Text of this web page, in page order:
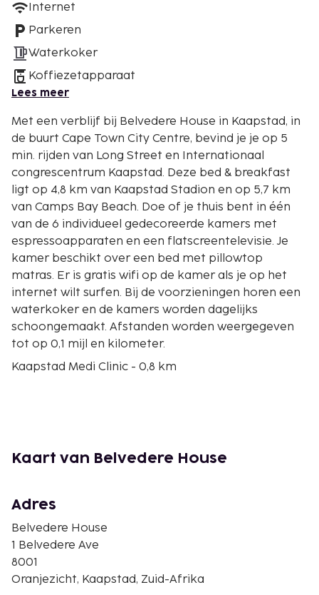
Internet
Parkeren
Waterkoker
Koffiezetapparaat
Lees meer
Met een verblijf bij Belvedere House in Kaapstad, in
de buurt Cape Town City Centre, bevind je je op 5
min. rijden van Long Street en Internationaal
congrescentrum Kaapstad. Deze bed & breakfast
ligt op 4,8 km van Kaapstad Stadion en op 5,7 km
van Camps Bay Beach. Doe of je thuis bent in één
van de 6 individueel gedecoreerde kamers met
espressoapparaten en een flatscreentelevisie. Je
kamer beschikt over een bed met pillowtop
matras. Er is gratis wifi op de kamer als je op het
internet wilt surfen. Bij de voorzieningen horen een
waterkoker en de kamers worden dagelijks
schoongemaakt. Afstanden worden weergegeven
tot op 0,1 mijl en kilometer.
Kaapstad Medi Clinic - 0,8 km
Iziko South African Museum - 1,7 km
Company's Garden - 1,8 km
District Six Museum - 1,9 km
Cape Peninsula University of Technology (District
Six Campus) - 1,9 km
Long Street - 1,9 km
Kaart van Belvedere House
Adres
Belvedere House
1 Belvedere Ave
8001
Oranjezicht, Kaapstad, Zuid-Afrika